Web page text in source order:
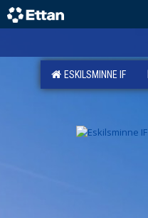
ESKILSMINNE IF